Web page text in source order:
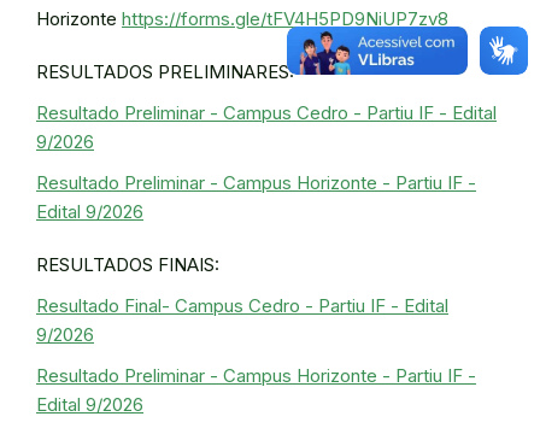
Horizonte https://forms.gle/tFV4H5PD9NiUP7zv8
RESULTADOS PRELIMINARES:
Resultado Preliminar - Campus Cedro - Partiu IF - Edital
9/2026
Resultado Preliminar - Campus Horizonte - Partiu IF -
Edital 9/2026
RESULTADOS FINAIS:
Resultado Final- Campus Cedro - Partiu IF - Edital
9/2026
Resultado Preliminar - Campus Horizonte - Partiu IF -
Edital 9/2026